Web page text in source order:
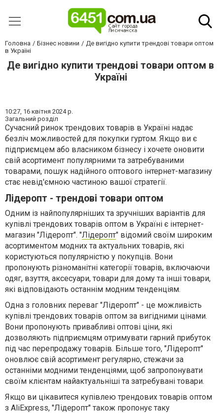
Головна Бізнес новини
Де вигідно купити трендові товари оптом
в Україні
Де вигідно купити трендові товари оптом в
Україні
10:27, 16 квітня 2024 р.
Загальний розділ
Сучасний ринок трендових товарів в Україні надає
безліч можливостей для покупки гуртом. Якщо ви є
підприємцем або власником бізнесу і хочете оновити
свій асортимент популярними та затребуваними
товарами, пошук надійного оптового інтернет-магазину
стає невід'ємною частиною вашої стратегії.
Лідеропт - трендові товари оптом
Одним із найпопулярніших та зручніших варіантів для
купівлі трендових товарів оптом в Україні є інтернет-
магазин "Лідеропт". "Лідеропт" відомий своїм широким
асортиментом модних та актуальних товарів, які
користуються популярністю у покупців. Вони
пропонують різноманітні категорії товарів, включаючи
одяг, взуття, аксесуари, товари для дому та інші товари,
які відповідають останнім модним тенденціям.
Одна з головних переваг "Лідеропт" - це можливість
купівлі трендових товарів оптом за вигідними цінами.
Вони пропонують привабливі оптові ціни, які
дозволяють підприємцям отримувати гарний прибуток
під час перепродажу товарів. Більше того, "Лідеропт"
оновлює свій асортимент регулярно, стежачи за
останніми модними тенденціями, щоб запропонувати
своїм клієнтам найактуальніші та затребувані товари.
Якщо ви цікавитеся купівлею трендових товарів оптом
з AliExpress, "Лідеропт" також пропонує таку